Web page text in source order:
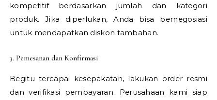
kompetitif berdasarkan jumlah dan kategori
produk. Jika diperlukan, Anda bisa bernegosiasi
untuk mendapatkan diskon tambahan.
3. Pemesanan dan Konfirmasi
Begitu tercapai kesepakatan, lakukan order resmi
dan verifikasi pembayaran. Perusahaan kami siap